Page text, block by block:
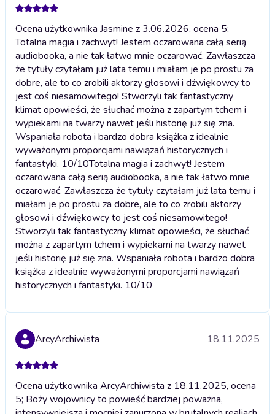
Ocena użytkownika Jasmine z 3.06.2026, ocena 5;
Totalna magia i zachwyt! Jestem oczarowana całą serią
audiobooka, a nie tak łatwo mnie oczarować. Zawłaszcza
że tytuły czytałam już lata temu i miałam je po prostu za
dobre, ale to co zrobili aktorzy głosowi i dźwiękowcy to
jest coś niesamowitego! Stworzyli tak fantastyczny
klimat opowieści, że słuchać można z zapartym tchem i
wypiekami na twarzy nawet jeśli historię już się zna.
Wspaniała robota i bardzo dobra książka z idealnie
wyważonymi proporcjami nawiązań historycznych i
fantastyki. 10/10Totalna magia i zachwyt! Jestem
oczarowana całą serią audiobooka, a nie tak łatwo mnie
oczarować. Zawłaszcza że tytuły czytałam już lata temu i
miałam je po prostu za dobre, ale to co zrobili aktorzy
głosowi i dźwiękowcy to jest coś niesamowitego!
Stworzyli tak fantastyczny klimat opowieści, że słuchać
można z zapartym tchem i wypiekami na twarzy nawet
jeśli historię już się zna. Wspaniała robota i bardzo dobra
książka z idealnie wyważonymi proporcjami nawiązań
historycznych i fantastyki. 10/10
ArcyArchiwista 18.11.2025
Ocena użytkownika ArcyArchiwista z 18.11.2025, ocena
5; Boży wojownicy to powieść bardziej poważna,